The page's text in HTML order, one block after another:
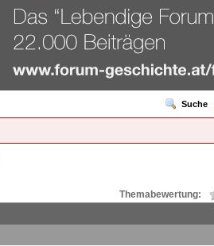
Suche
Themabewertung: